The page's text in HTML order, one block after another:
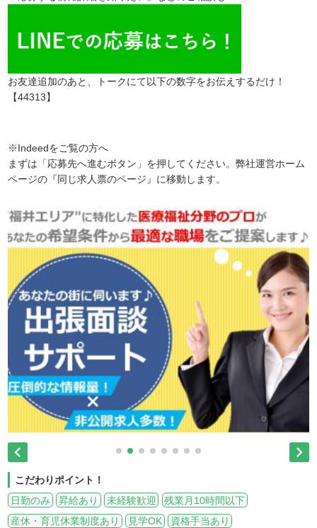
お友達追加のあと、トークにて以下の数字をお伝えするだけ！
【44313】
※Indeedをご覧の方へ
まずは「応募先へ進むボタン」を押してください。弊社運営ホーム
ページの『同じ求人票のページ』に移動します。
 
こだわりポイント！
日勤のみ
昇給あり 未経験歓迎
残業月10時間以下
産休・育児休業制度あり
見学OK
資格手当あり